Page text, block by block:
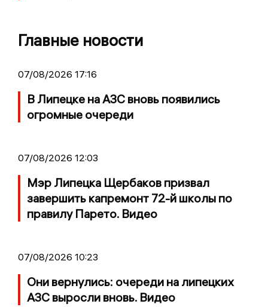
Главные новости
07/08/2026 17:16
В Липецке на АЗС вновь появились
огромные очереди
07/08/2026 12:03
Мэр Липецка Щербаков призвал
завершить капремонт 72-й школы по
правилу Парето. Видео
07/08/2026 10:23
Они вернулись: очереди на липецких
АЗС выросли вновь. Видео